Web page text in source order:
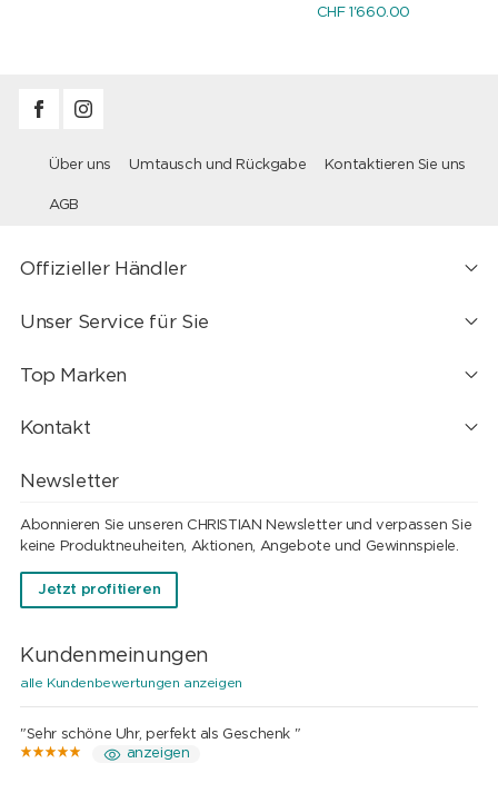
CHF 1'660.00
Über uns Umtausch und Rückgabe Kontaktieren Sie uns
AGB
Offizieller Händler
Unser Service für Sie
Top Marken
Kontakt
Newsletter
Abonnieren Sie unseren CHRISTIAN Newsletter und verpassen Sie
keine Produktneuheiten, Aktionen, Angebote und Gewinnspiele.
Jetzt profitieren
Kundenmeinungen
alle Kundenbewertungen anzeigen
"Sehr schöne Uhr, perfekt als Geschenk "
anzeigen